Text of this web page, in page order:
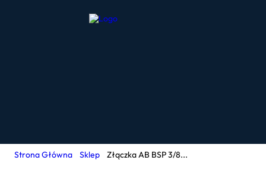
Strona Główna Sklep Złączka AB BSP 3/8...